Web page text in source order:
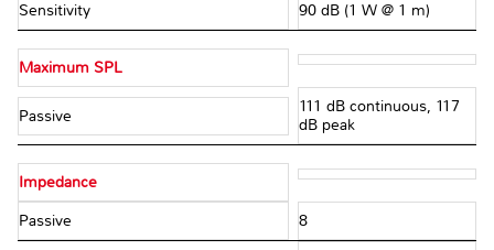
Sensitivity 90 dB (1 W @ 1 m)
Maximum SPL
Passive
111 dB continuous, 117
dB peak
Impedance
Passive 8 Ω